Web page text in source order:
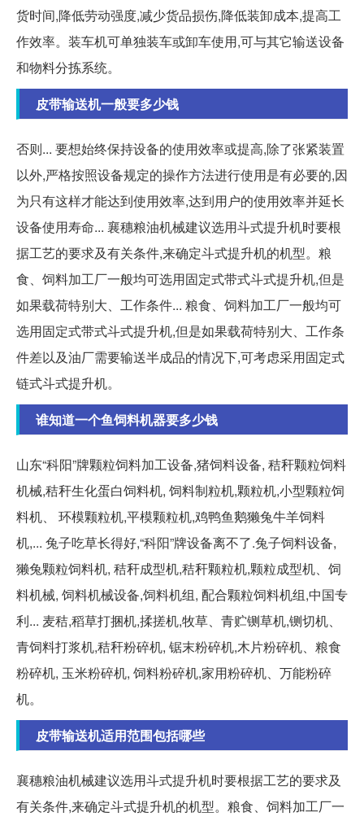
货时间,降低劳动强度,减少货品损伤,降低装卸成本,提高工
作效率。装车机可单独装车或卸车使用,可与其它输送设备
和物料分拣系统。
皮带输送机一般要多少钱
否则... 要想始终保持设备的使用效率或提高,除了张紧装置
以外,严格按照设备规定的操作方法进行使用是有必要的,因
为只有这样才能达到使用效率,达到用户的使用效率并延长
设备使用寿命... 襄穗粮油机械建议选用斗式提升机时要根
据工艺的要求及有关条件,来确定斗式提升机的机型。粮
食、饲料加工厂一般均可选用固定式带式斗式提升机,但是
如果载荷特别大、工作条件... 粮食、饲料加工厂一般均可
选用固定式带式斗式提升机,但是如果载荷特别大、工作条
件差以及油厂需要输送半成品的情况下,可考虑采用固定式
链式斗式提升机。
谁知道一个鱼饲料机器要多少钱
山东“科阳”牌颗粒饲料加工设备,猪饲料设备, 秸秆颗粒饲料
机械,秸秆生化蛋白饲料机, 饲料制粒机,颗粒机,小型颗粒饲
料机、 环模颗粒机,平模颗粒机,鸡鸭鱼鹅獭兔牛羊饲料
机,... 兔子吃草长得好,“科阳”牌设备离不了.兔子饲料设备,
獭兔颗粒饲料机, 秸秆成型机,秸秆颗粒机,颗粒成型机、饲
料机械, 饲料机械设备,饲料机组, 配合颗粒饲料机组,中国专
利... 麦秸,稻草打捆机,揉搓机,牧草、青贮铡草机,铡切机、
青饲料打浆机,秸秆粉碎机, 锯末粉碎机,木片粉碎机、粮食
粉碎机, 玉米粉碎机, 饲料粉碎机,家用粉碎机、万能粉碎
机。
皮带输送机适用范围包括哪些
襄穗粮油机械建议选用斗式提升机时要根据工艺的要求及
有关条件,来确定斗式提升机的机型。粮食、饲料加工厂一